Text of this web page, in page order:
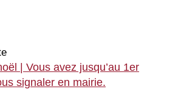
| Vous avez jusqu’au 1er
signaler en mairie.